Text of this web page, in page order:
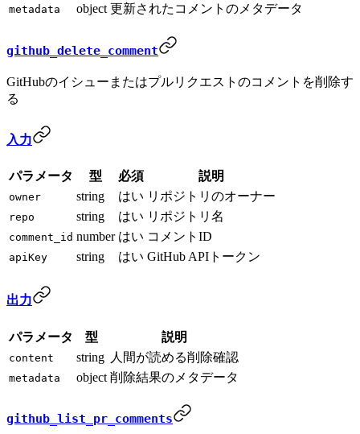
metadata object 更新されたコメントのメタデータ
github_delete_comment
GitHubのイシューまたはプルリクエストのコメントを削除す
る
入力
パラメータ 型 必須 説明
owner string はい リポジトリのオーナー
repo string はい リポジトリ名
comment_id number はい コメントID
apiKey string はい GitHub APIトークン
出力
パラメータ 型 説明
content string 人間が読める削除確認
metadata object 削除結果のメタデータ
github_list_pr_comments